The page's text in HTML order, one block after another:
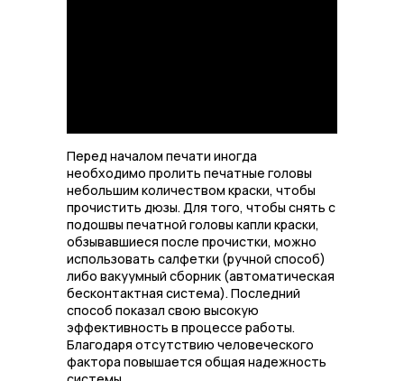
Перед началом печати иногда
необходимо пролить печатные головы
небольшим количеством краски, чтобы
прочистить дюзы. Для того, чтобы снять с
подошвы печатной головы капли краски,
обзывавшиеся после прочистки, можно
использовать салфетки (ручной способ)
либо вакуумный сборник (автоматическая
бесконтактная система). Последний
способ показал свою высокую
эффективность в процессе работы.
Благодаря отсутствию человеческого
фактора повышается общая надежность